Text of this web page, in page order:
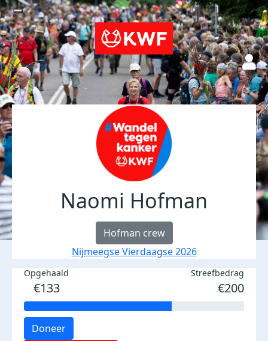
Naomi Hofman
Hofman crew
Nijmeegse Vierdaagse 2026
Opgehaald
€133
Streefbedrag
€200
Doneer